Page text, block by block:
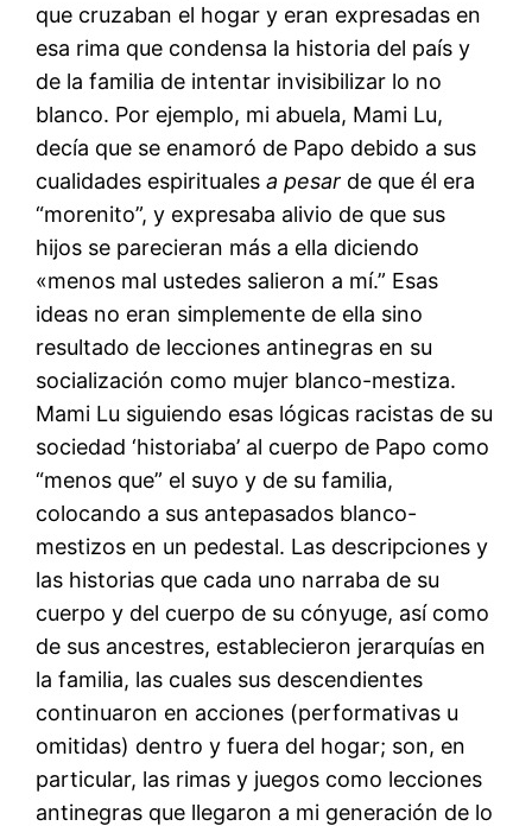
que cruzaban el hogar y eran expresadas en
esa rima que condensa la historia del país y
de la familia de intentar invisibilizar lo no
blanco. Por ejemplo, mi abuela, Mami Lu,
decía que se enamoró de Papo debido a sus
cualidades espiritualesa pesar de que él era
“morenito”, y expresaba alivio de que sus
hijos se parecieran más a ella diciendo
«menos mal ustedes salieron a mí.” Esas
ideas no eran simplemente de ella sino
resultado de lecciones antinegras en su
socialización como mujer blanco-mestiza.
Mami Lu siguiendo esas lógicas racistas de su
sociedad ‘historiaba’ al cuerpo de Papo como
“menos que” el suyo y de su familia,
colocando a sus antepasados blanco-
mestizos en un pedestal. Las descripciones y
las historias que cada uno narraba de su
cuerpo y del cuerpo de su cónyuge, así como
de sus ancestres, establecieron jerarquías en
la familia, las cuales sus descendientes
continuaron en acciones (performativas u
omitidas) dentro y fuera del hogar; son, en
particular, las rimas y juegos como lecciones
antinegras que llegaron a mi generación de lo